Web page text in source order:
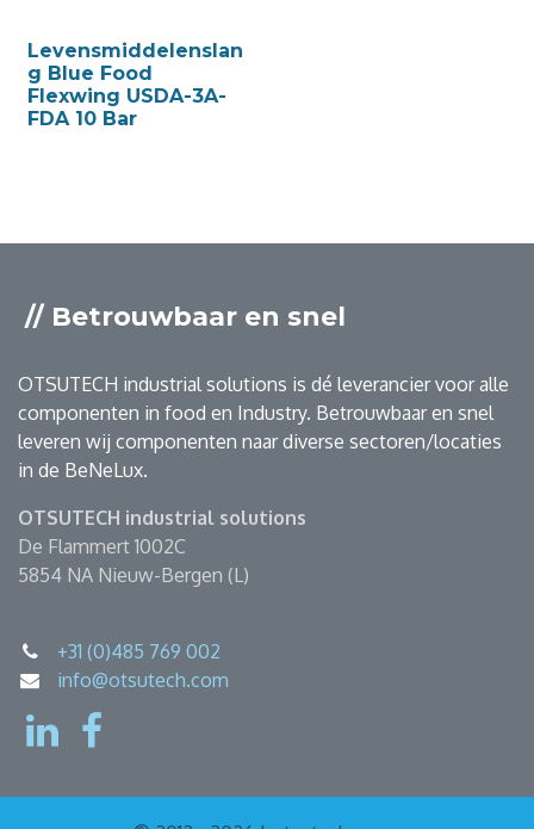
Levensmiddelenslan
g Blue Food
Flexwing USDA-3A-
FDA 10 Bar
// Betrouwbaar en snel
OTSUTECH industrial solutions is dé leverancier voor alle
componenten in food en Industry. Betrouwbaar en snel
leveren wij componenten naar diverse sectoren/locaties
in de BeNeLux.
OTSUTECH industrial solutions
De Flammert 1002C
5854 NA Nieuw-Bergen (L)
+31 (0)485 769 002
info@otsutech.com